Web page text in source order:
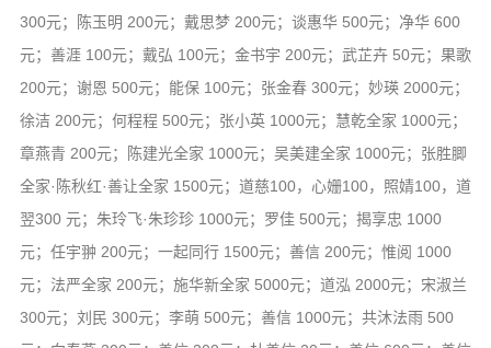
300元；陈玉明 200元；戴思梦 200元；谈惠华 500元；净华 600
元；善涯 100元；戴弘 100元；金书宇 200元；武芷卉 50元；果歌
200元；谢恩 500元；能保 100元；张金春 300元；妙瑛 2000元；
徐洁 200元；何程程 500元；张小英 1000元；慧乾全家 1000元；
章燕青 200元；陈建光全家 1000元；吴美建全家 1000元；张胜䐚
全家·陈秋红·善让全家 1500元；道慈100，心姗100，照婧100，道
翌300 元；朱玲飞·朱珍珍 1000元；罗佳 500元；揭享忠 1000
元；任宇翀 200元；一起同行 1500元；善信 200元；惟阅 1000
元；法严全家 200元；施华新全家 5000元；道泓 2000元；宋淑兰
300元；刘民 300元；李萌 500元；善信 1000元；共沐法雨 500